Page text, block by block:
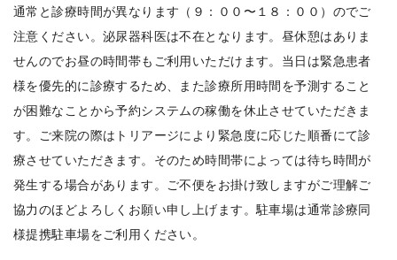
通常と診療時間が異なります（９：００〜１８：００）のでご
注意ください。泌尿器科医は不在となります。昼休憩はありま
せんのでお昼の時間帯もご利用いただけます。当日は緊急患者
様を優先的に診療するため、また診療所用時間を予測すること
が困難なことから予約システムの稼働を休止させていただきま
す。ご来院の際はトリアージにより緊急度に応じた順番にて診
療させていただきます。そのため時間帯によっては待ち時間が
発生する場合があります。ご不便をお掛け致しますがご理解ご
協力のほどよろしくお願い申し上げます。駐車場は通常診療同
様提携駐車場をご利用ください。